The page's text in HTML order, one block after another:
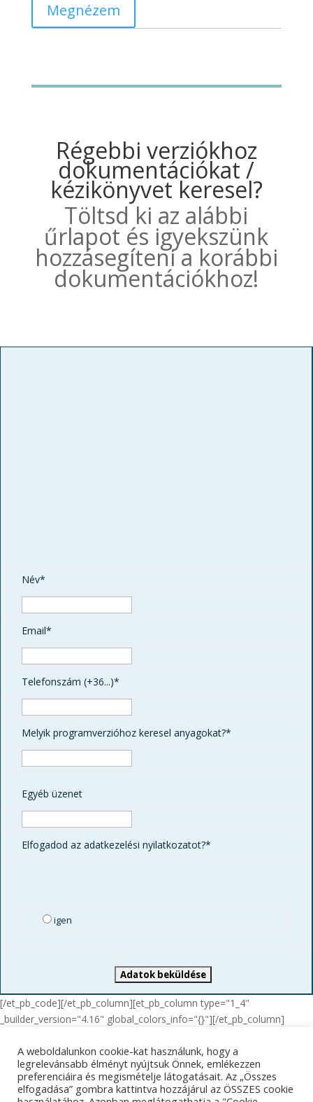
Megnézem
Régebbi verziókhoz
dokumentációkat /
kézikönyvet keresel?
Töltsd ki az alábbi
űrlapot és igyekszünk
hozzásegíteni a korábbi
dokumentációkhoz!
Név*
Email*
Telefonszám (+36...)*
Melyik programverzióhoz keresel anyagokat?*
Egyéb üzenet
Elfogadod az adatkezelési nyilatkozatot?*
igen
[/et_pb_code][/et_pb_column][et_pb_column type="1_4"
_builder_version="4.16" global_colors_info="{}"][/et_pb_column]
Adatkezelési tájékoztató
Impresszum
Kapcsolat
A weboldalunkon cookie-kat használunk, hogy a
legrelevánsabb élményt nyújtsuk Önnek, emlékezzen
preferenciáira és megismételje látogatásait. Az „Összes
elfogadása” gombra kattintva hozzájárul az ÖSSZES cookie